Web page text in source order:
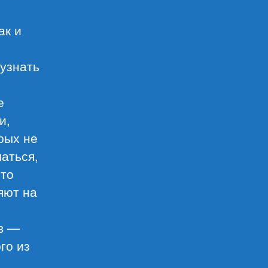
и
не
на
—
из